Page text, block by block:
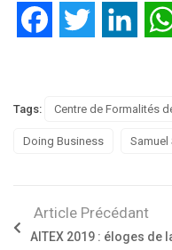
FacebookTwitter
Tags: Centre de Formalités
Doing Business Samuel
Article Précédant
AITEX 2019 : éloges de